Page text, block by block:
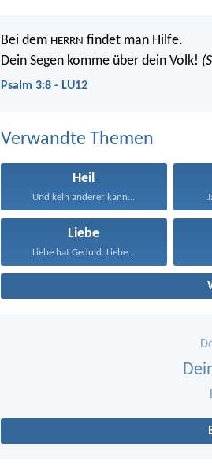
Bei dem HERRN findet man Hilfe.
Dein Segen komme über dein Volk!
Psalm 3:8 - LU12
Verwandte Themen
Heil
Und kein anderer kann...
Liebe
Liebe hat Geduld. Liebe...